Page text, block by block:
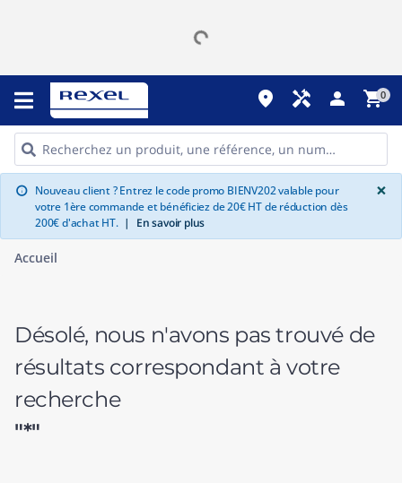
place handyman person shopping_cart0
info Nouveau client ? Entrez le code promo BIENV202 valable pour
votre 1ère commande et bénéficiez de 20€ HT de réduction dès
200€ d'achat HT. | En savoir plus
×
Accueil
Désolé, nous n'avons pas trouvé de
résultats correspondant à votre
recherche
"*"